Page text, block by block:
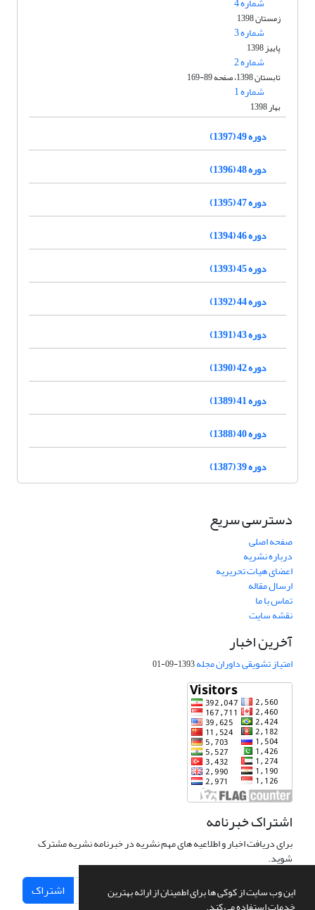
این وب سایت از کوکی ها برای اطمینان از ارائه بهترین
زمستان 1398
شماره 3
پاییز 1398
شماره 2
تابستان 1398، صفحه 89-169
شماره 1
بهار 1398
دوره 49 (1397)
دوره 48 (1396)
دوره 47 (1395)
دوره 46 (1394)
دوره 45 (1393)
دوره 44 (1392)
دوره 43 (1391)
دوره 42 (1390)
دوره 41 (1389)
دوره 40 (1388)
دوره 39 (1387)
دسترسی سریع
صفحه اصلی
درباره نشریه
اعضای هیات تحریریه
ارسال مقاله
تماس با ما
نقشه سایت
آخرین اخبار
امتیاز تشویقی داوران مجله1393-09-01
اشتراک خبرنامه
برای دریافت اخبار و اطلاعیه های مهم نشریه در خبرنامه نشریه مشترک
شوید.
اشتراک